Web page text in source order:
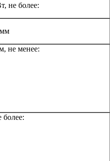
не более:
мм
не менее: